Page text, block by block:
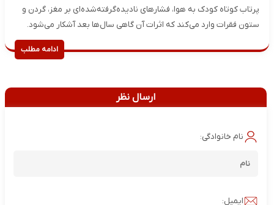
پرتاب کوتاه کودک به هوا، فشارهای نادیده‌گرفته‌شده‌ای بر مغز، گردن و
ستون فقرات وارد می‌کند که اثرات آن گاهی سال‌ها بعد آشکار می‌شود.
ادامه مطلب
ارسال نظر
نام خانوادگی:
ایمیل: